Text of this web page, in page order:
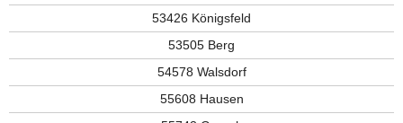
53426 Königsfeld
53505 Berg
54578 Walsdorf
55608 Hausen